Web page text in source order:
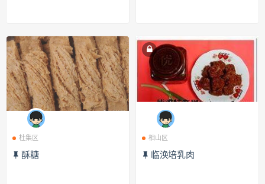
杜集区
酥糖
相山区
临涣培乳肉